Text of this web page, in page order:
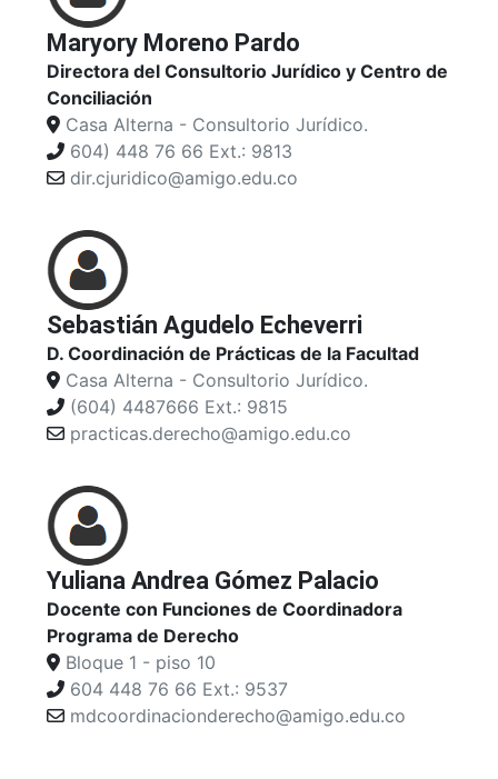
Maryory Moreno Pardo
Directora del Consultorio Jurídico y Centro de
Conciliación
Casa Alterna - Consultorio Jurídico.
604) 448 76 66 Ext.: 9813
dir.cjuridico@amigo.edu.co
Sebastián Agudelo Echeverri
D. Coordinación de Prácticas de la Facultad
Casa Alterna - Consultorio Jurídico.
(604) 4487666 Ext.: 9815
practicas.derecho@amigo.edu.co
Yuliana Andrea Gómez Palacio
Docente con Funciones de Coordinadora
Programa de Derecho
Bloque 1 - piso 10
604 448 76 66 Ext.: 9537
mdcoordinacionderecho@amigo.edu.co